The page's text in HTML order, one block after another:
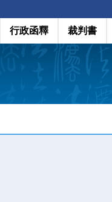
行政函釋 裁判書